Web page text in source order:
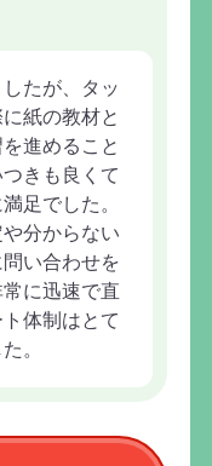
たが、タッ
紙の教材と
進めること
きも良くて
足でした。
分からない
い合わせを
に迅速で直
体制はとて
。